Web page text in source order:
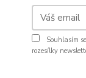
Souhlasím se
rozesílky